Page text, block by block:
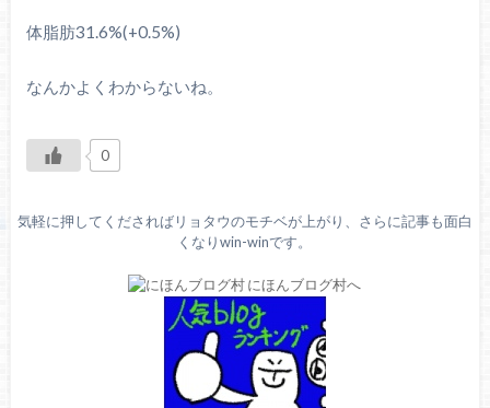
体脂肪31.6%(+0.5%)
なんかよくわからないね。
0
気軽に押してくださればリョタウのモチベが上がり、さらに記事も面白
くなりwin-winです。